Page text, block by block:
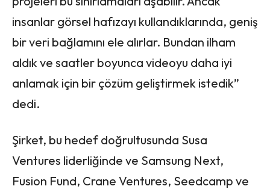
insanlar görsel hafızayı kullandıklarında, geniş
bir veri bağlamını ele alırlar. Bundan ilham
aldık ve saatler boyunca videoyu daha iyi
anlamak için bir çözüm geliştirmek istedik”
dedi.
Şirket, bu hedef doğrultusunda Susa
Ventures liderliğinde ve Samsung Next,
Fusion Fund, Crane Ventures, Seedcamp ve